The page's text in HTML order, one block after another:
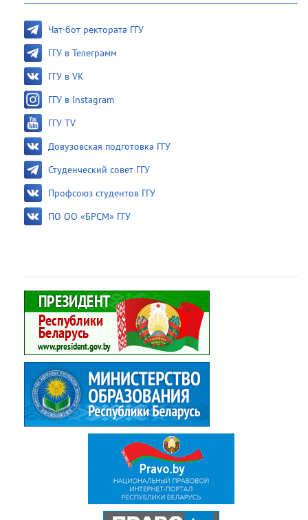
Чат-бот ректората ГГУ
ГГУ в Телеграмм
ГГУ в VK
ГГУ в Instagram
ГГУ TV
Довузовская подготовка ГГУ
Студенческий совет ГГУ
Профсоюз студентов ГГУ
ПО ОО «БРСМ» ГГУ